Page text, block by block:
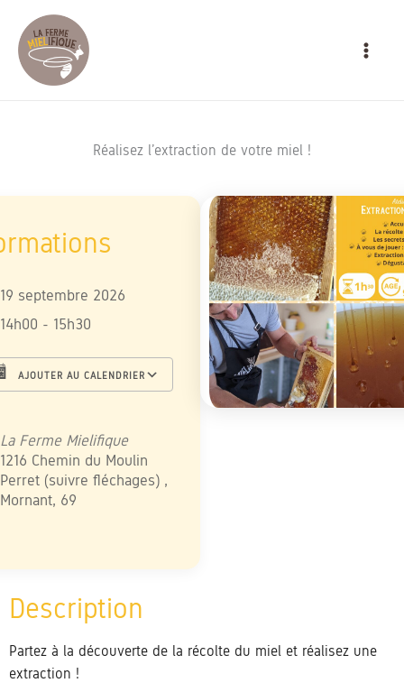
contenu
Réalisez l’extraction de votre miel !
19 septembre 2026
14h00 - 15h30
AJOUTER AU CALENDRIER
Outlook Live
La Ferme Mielifique
1216 Chemin du Moulin
Perret (suivre fléchages) ,
Mornant, 69
Partez à la découverte de la récolte du miel et réalisez une
extraction !